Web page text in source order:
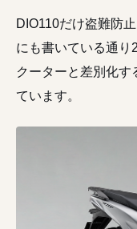
DIO110だけ盗難防
にも書いている通り
クーターと差別化す
ています。